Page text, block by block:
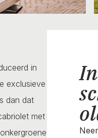
in
exclusieve
dan dat
met